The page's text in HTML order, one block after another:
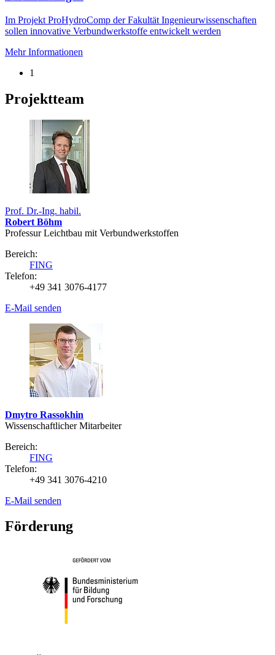
Im Projekt ProHydroComp der Fakultät Ingenieurwissenschaften
sollen innovative Verbundwerkstoffe entwickelt werden
Mehr Informationen
1
Projektteam
Prof. Dr.-Ing. habil.
Robert Böhm
Professur Leichtbau mit Verbundwerkstoffen
Bereich:
FING
Telefon:
+49 341 3076-4177
E-Mail senden
Dmytro Rassokhin
Wissenschaftlicher Mitarbeiter
Bereich:
FING
Telefon:
+49 341 3076-4210
E-Mail senden
Förderung